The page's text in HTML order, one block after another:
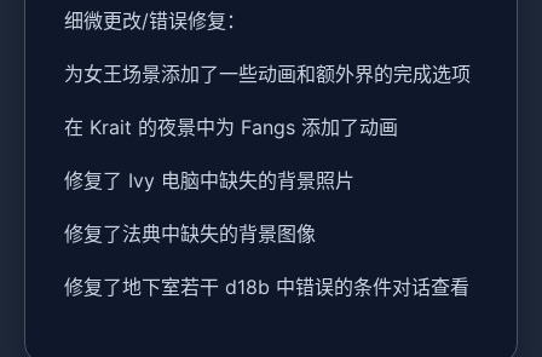
细微更改/错误修复：
为女王场景添加了一些动画和额外界的完成选项
在 Krait 的夜景中为 Fangs 添加了动画
修复了 Ivy 电脑中缺失的背景照片
修复了法典中缺失的背景图像
修复了地下室若干 d18b 中错误的条件对话查看